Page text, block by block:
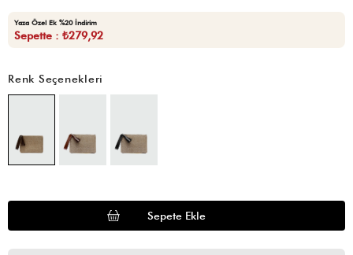
Yaza Özel Ek %20 İndirim
Sepette : ₺279,92
Renk Seçenekleri